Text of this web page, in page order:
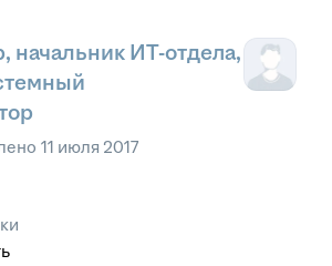
начальник ИТ-отдела,
11 июля 2017